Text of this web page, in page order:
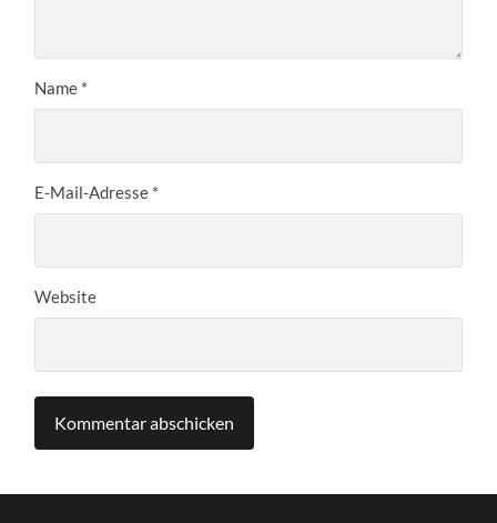
Name *
E-Mail-Adresse *
Website